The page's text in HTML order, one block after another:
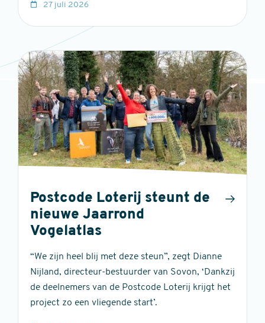
27 juli 2026
Postcode Loterij steunt de
nieuwe Jaarrond
Vogelatlas
“We zijn heel blij met deze steun”, zegt Dianne
Nijland, directeur-bestuurder van Sovon, ‘Dankzij
de deelnemers van de Postcode Loterij krijgt het
project zo een vliegende start’.